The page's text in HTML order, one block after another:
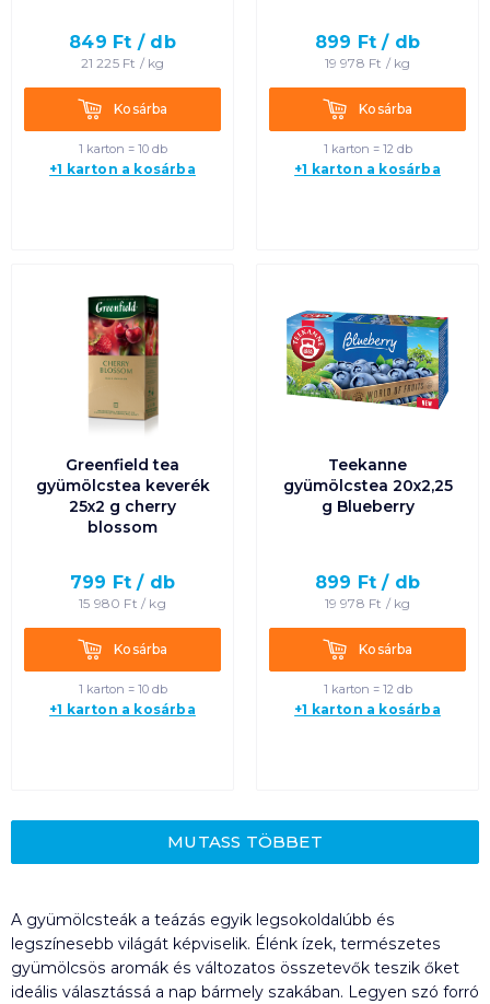
849 Ft / db
21 225Ft / kg
KosárbaKosárba
1 karton = 10 db
+1 karton a kosárba
899 Ft / db
19 978 Ft / kg
KosárbaKosárba
1 karton = 12 db
+1 karton a kosárba
Greenfield tea
gyümölcstea keverék
25x2 g cherry
blossom
799 Ft / db
15 980 Ft / kg
KosárbaKosárba
1 karton = 10 db
+1 karton a kosárba
Teekanne
gyümölcstea 20x2,25
g Blueberry
899 Ft / db
19 978 Ft / kg
KosárbaKosárba
1 karton = 12 db
+1 karton a kosárba
MUTASS TÖBBET
A gyümölcsteák a teázás egyik legsokoldalúbb és
legszínesebb világát képviselik. Élénk ízek, természetes
gyümölcsös aromák és változatos összetevők teszik őket
ideális választássá a nap bármely szakában. Legyen szó forró